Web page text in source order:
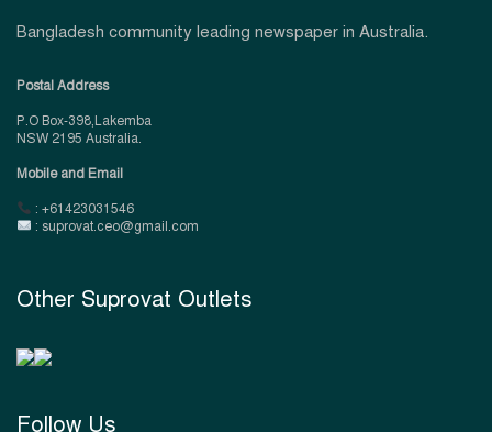
Bangladesh community leading newspaper in Australia.
Postal Address
P.O Box-398,Lakemba
NSW 2195 Australia.
Mobile and Email
: +61423031546
: suprovat.ceo@gmail.com
Other Suprovat Outlets
Follow Us